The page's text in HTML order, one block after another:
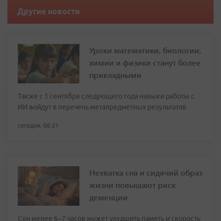
Другие новости
Уроки математики, биологии,
химии и физики станут более
прикладными
Также с 1 сентября следующего года навыки работы с
ИИ войдут в перечень метапредметных результатов
сегодня, 06:21
Нехватка сна и сидячий образ
жизни повышают риск
деменции
Сон менее 6–7 часов может ухудшить память и скорость